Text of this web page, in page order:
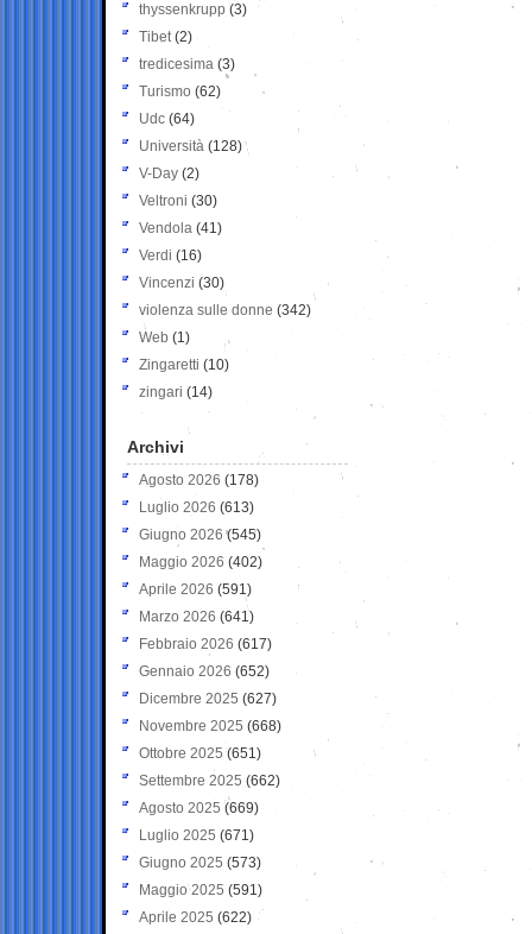
thyssenkrupp (3)
Tibet(2)
tredicesima (3)
Turismo (62)
Udc (64)
Università (128)
V-Day (2)
Veltroni (30)
Vendola (41)
Verdi (16)
Vincenzi (30)
violenza sulle donne (342)
Web (1)
Zingaretti (10)
zingari (14)
Archivi
Agosto 2026 (178)
Luglio 2026 (613)
Giugno 2026 (545)
Maggio 2026 (402)
Aprile 2026 (591)
Marzo 2026 (641)
Febbraio 2026 (617)
Gennaio 2026 (652)
Dicembre 2025 (627)
Novembre 2025 (668)
Ottobre 2025 (651)
Settembre 2025 (662)
Agosto 2025 (669)
Luglio 2025 (671)
Giugno 2025 (573)
Maggio 2025 (591)
Aprile 2025 (622)